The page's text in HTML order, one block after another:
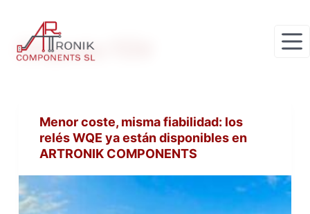
o
n
Etiqueta
Menor coste, misma fiabilidad: los
relés WQE ya están disponibles en
ARTRONIK COMPONENTS